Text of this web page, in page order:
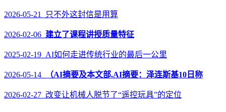
2026-05-21 只不外这封信是用算
2026-02-06 建立了课程讲授质量特征
2025-02-19 AI如何走进传统行业的最后一公里
2026-05-14 （AI摘要及本文部.AI摘要：泽连斯基10日称
2026-02-27 改变让机械人脱节了“遥控玩具”的定位